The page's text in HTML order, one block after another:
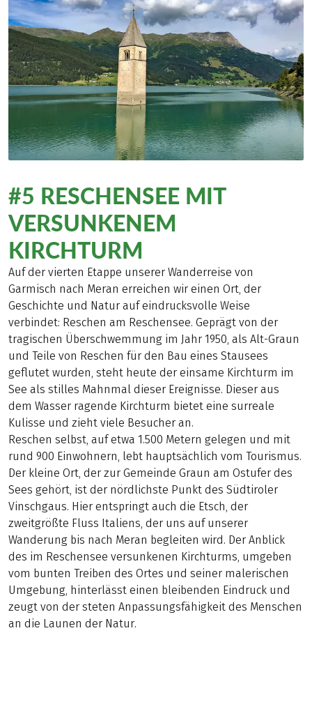
#5 RESCHENSEE MIT
VERSUNKENEM
KIRCHTURM
Auf der vierten Etappe unserer Wanderreise von
Garmisch nach Meran erreichen wir einen Ort, der
Geschichte und Natur auf eindrucksvolle Weise
verbindet: Reschen am Reschensee. Geprägt von der
tragischen Überschwemmung im Jahr 1950, als Alt-Graun
und Teile von Reschen für den Bau eines Stausees
geflutet wurden, steht heute der einsame Kirchturm im
See als stilles Mahnmal dieser Ereignisse. Dieser aus
dem Wasser ragende Kirchturm bietet eine surreale
Kulisse und zieht viele Besucher an.
Reschen selbst, auf etwa 1.500 Metern gelegen und mit
rund 900 Einwohnern, lebt hauptsächlich vom Tourismus.
Der kleine Ort, der zur Gemeinde Graun am Ostufer des
Sees gehört, ist der nördlichste Punkt des Südtiroler
Vinschgaus. Hier entspringt auch die Etsch, der
zweitgrößte Fluss Italiens, der uns auf unserer
Wanderung bis nach Meran begleiten wird. Der Anblick
des im Reschensee versunkenen Kirchturms, umgeben
vom bunten Treiben des Ortes und seiner malerischen
Umgebung, hinterlässt einen bleibenden Eindruck und
zeugt von der steten Anpassungsfähigkeit des Menschen
an die Launen der Natur.